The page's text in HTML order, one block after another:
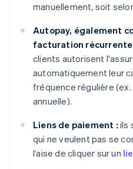
manuellement, soit
Autopay, également
facturation récurrente
clients autorisent
automatiquement leur
fréquence régulière
annuelle).
Liens de paiement : ils
qui ne veulent pas se
l’aise de cliquer sur un